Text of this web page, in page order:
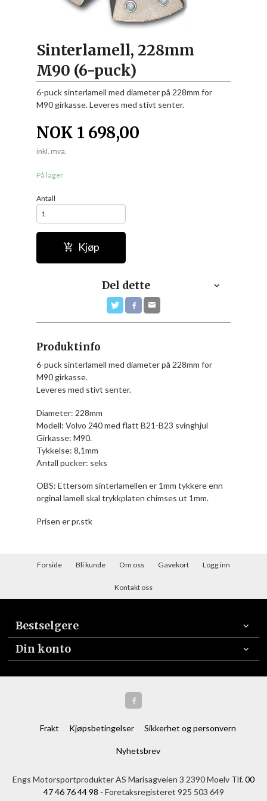
Sinterlamell, 228mm
M90 (6-puck)
6-puck sinterlamell med diameter på 228mm for
M90 girkasse. Leveres med stivt senter.
NOK 1 698,00
inkl. mva.
På lager
Antall
Kjøp
Del dette
Produktinfo
6-puck sinterlamell med diameter på 228mm for
M90 girkasse.
Leveres med stivt senter.
Diameter: 228mm
Modell: Volvo 240 med flatt B21-B23 svinghjul
Girkasse: M90.
Tykkelse: 8,1mm
Antall pucker: seks
OBS: Ettersom sinterlamellen er 1mm tykkere enn
orginal lamell skal trykkplaten chimses ut 1mm.
Prisen er pr.stk
Forside Bli kunde Om oss Gavekort Logg inn
Kontakt oss
Bestselgere
Din konto
Frakt Kjøpsbetingelser Sikkerhet og personvern
Nyhetsbrev
Engs Motorsportprodukter AS Marisagveien 3 2390 Moelv Tlf.00
47 46 76 44 98 - Foretaksregisteret 925 503 649